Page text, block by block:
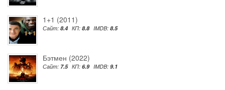
1+1 (2011)
Сайт: 8.4 КП: 8.8 IMDB: 8.5
Бэтмен (2022)
Сайт: 7.5 КП: 6.9 IMDB: 9.1